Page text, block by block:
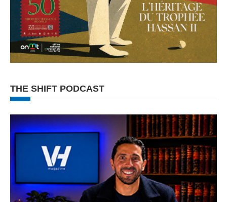
THE SHIFT PODCAST